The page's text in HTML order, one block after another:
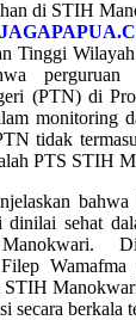
di STIH
Tinggi
(PTN) di
monitoring
tidak
PTS STIH
dinilai sehat
Wamafma
STIH
secara berkala